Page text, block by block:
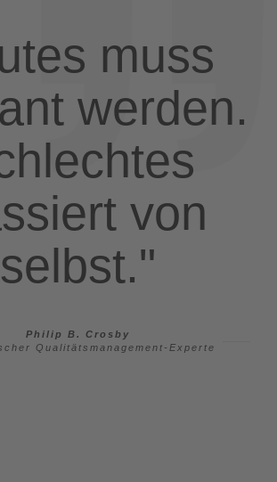
muss
werden.
von
selbst."
Philip B. Crosby
Qualitätsmanagement-Experte